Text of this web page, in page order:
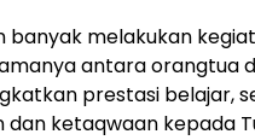
banyak melakukan
antara orangtua
prestasi belajar,
ketaqwaan kepada